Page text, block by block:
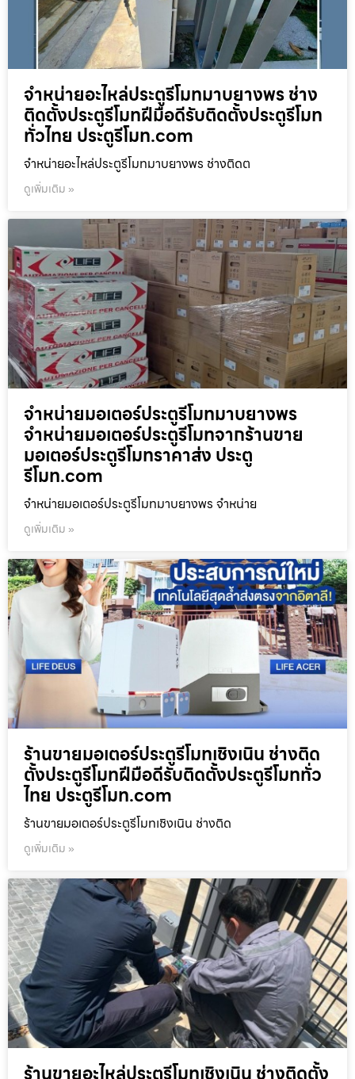
จำหน่ายอะไหล่ประตูรีโมทมาบยางพร ช่าง
ติดตั้งประตูรีโมทฝีมือดีรับติดตั้งประตูรีโมท
ทั่วไทย ประตูรีโมท.com
จำหน่ายอะไหล่ประตูรีโมทมาบยางพร ช่างติดต
ดูเพิ่มเติม »
จำหน่ายมอเตอร์ประตูรีโมทมาบยางพร
จำหน่ายมอเตอร์ประตูรีโมทจากร้านขาย
มอเตอร์ประตูรีโมทราคาส่ง ประตู
รีโมท.com
จำหน่ายมอเตอร์ประตูรีโมทมาบยางพร จำหน่าย
ดูเพิ่มเติม »
ร้านขายมอเตอร์ประตูรีโมทเชิงเนิน ช่างติด
ตั้งประตูรีโมทฝีมือดีรับติดตั้งประตูรีโมททั่ว
ไทย ประตูรีโมท.com
ร้านขายมอเตอร์ประตูรีโมทเชิงเนิน ช่างติด
ดูเพิ่มเติม »